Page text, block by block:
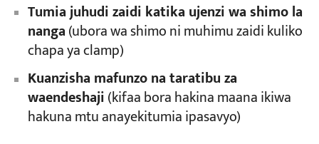
Tumia juhudi zaidi katika ujenzi wa shimo la
nanga(ubora wa shimo ni muhimu zaidi kuliko
chapa ya clamp)
Kuanzisha mafunzo na taratibu za
waendeshaji(kifaa bora hakina maana ikiwa
hakuna mtu anayekitumia ipasavyo)